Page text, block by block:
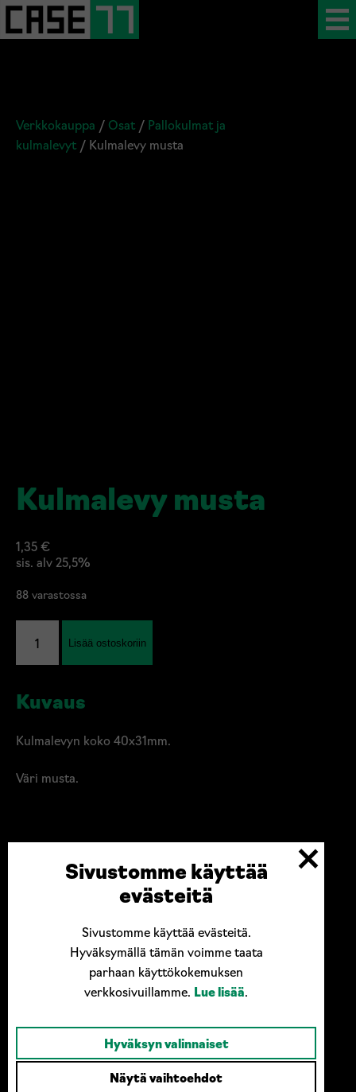
Verkkokauppa / Osat / Pallokulmat ja
kulmalevyt / Kulmalevy musta
Kulmalevy musta
1,35€
sis. alv 25,5%
88 varastossa
musta
määrä
Lisää ostoskoriin
Kuvaus
Kulmalevyn koko 40x31mm.
Väri musta.
Ota yhteyttä
Sivustomme käyttää
evästeitä
Sivustomme käyttää evästeitä.
Hyväksymällä tämän voimme taata
parhaan käyttökokemuksen
verkkosivuillamme. Lue lisää.
Hyväksyn valinnaiset
Näytä vaihtoehdot